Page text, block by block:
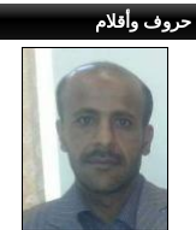
حروف وأقلام